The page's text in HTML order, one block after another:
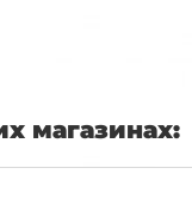
магазинах: